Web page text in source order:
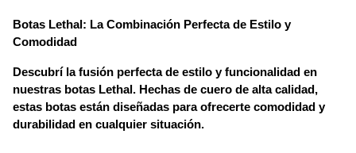
Botas Lethal: La Combinación Perfecta de Estilo y
Comodidad
Descubrí la fusión perfecta de estilo y funcionalidad en
nuestras botas Lethal. Hechas de cuero de alta calidad,
estas botas están diseñadas para ofrecerte comodidad y
durabilidad en cualquier situación.